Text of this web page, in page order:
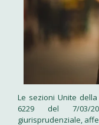
Le sezioni Unite
6229 del 7/03/
giurisprudenziale,